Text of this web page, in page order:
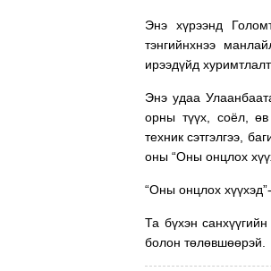
Энэ хүрээнд
тэнгийнхнээ
ирээдүйд
Энэ удаа
орны түүх, соёл, өв
техник сэтгэлгээ,
оны “Оны онцлох
“Оны онцлох
Та бүхэн
болон төлөвшөөрэй.